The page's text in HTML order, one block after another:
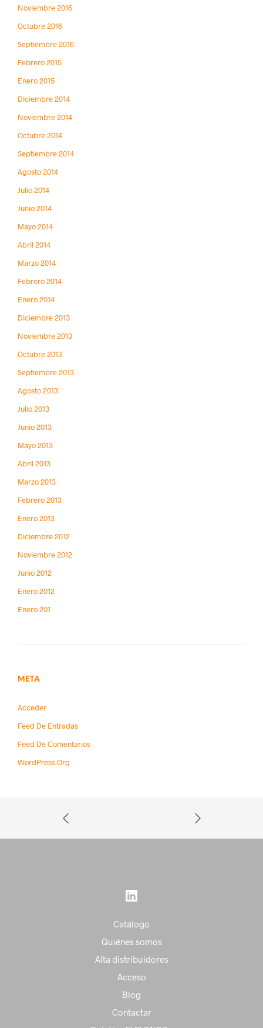
Noviembre 2016
Octubre 2016
Septiembre 2016
Febrero 2015
Enero 2015
Diciembre 2014
Noviembre 2014
Octubre 2014
Septiembre 2014
Agosto 2014
Julio 2014
Junio 2014
Mayo 2014
Abril 2014
Marzo 2014
Febrero 2014
Enero 2014
Diciembre 2013
Noviembre 2013
Octubre 2013
Septiembre 2013
Agosto 2013
Julio 2013
Junio 2013
Mayo 2013
Abril 2013
Marzo 2013
Febrero 2013
Enero 2013
Diciembre 2012
Noviembre 2012
Junio 2012
Enero 2012
Enero 201
META
Acceder
Feed De Entradas
Feed De Comentarios
WordPress.org
Catálogo
Quiénes somos
Alta distribuidores
Acceso
Blog
Contactar